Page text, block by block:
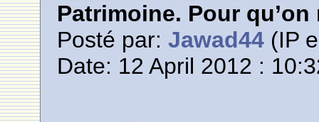
Patrimoine. Pour
Posté par:Jawad44 (IP
Date: 12 April 2012 :